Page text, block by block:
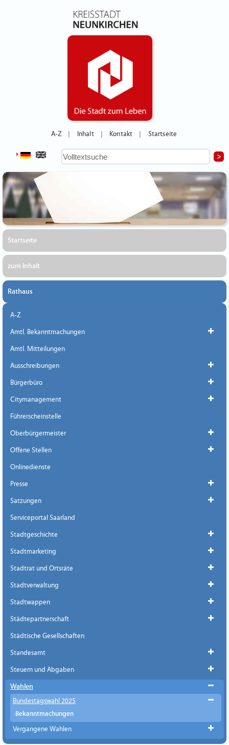
A-Z Inhalt Kontakt Startseite
Startseite
zum Inhalt
Rathaus
A-Z
Amtl. Bekanntmachungen
Amtl. Mitteilungen
Ausschreibungen
Bürgerbüro
Citymanagement
Führerscheinstelle
Oberbürgermeister
Offene Stellen
Onlinedienste
Presse
Satzungen
Serviceportal Saarland
Stadtgeschichte
Stadtmarketing
Stadtrat und Ortsräte
Stadtverwaltung
Stadtwappen
Städtepartnerschaft
Städtische Gesellschaften
Standesamt
Steuern und Abgaben
Wahlen
Bundestagswahl 2025
Bekanntmachungen
Vergangene Wahlen